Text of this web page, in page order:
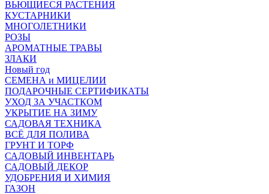
ВЬЮЩИЕСЯ РАСТЕНИЯ
КУСТАРНИКИ
МНОГОЛЕТНИКИ
РОЗЫ
АРОМАТНЫЕ ТРАВЫ
ЗЛАКИ
Новый год
СЕМЕНА и МИЦЕЛИИ
ПОДАРОЧНЫЕ СЕРТИФИКАТЫ
УХОД ЗА УЧАСТКОМ
УКРЫТИЕ НА ЗИМУ
САДОВАЯ ТЕХНИКА
ВСЁ ДЛЯ ПОЛИВА
ГРУНТ И ТОРФ
САДОВЫЙ ИНВЕНТАРЬ
САДОВЫЙ ДЕКОР
УДОБРЕНИЯ И ХИМИЯ
ГАЗОН